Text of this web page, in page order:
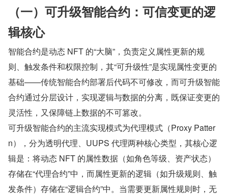
（一）可升级智能合约：可信变更的逻
辑核心
智能合约是动态 NFT 的“大脑”，负责定义属性更新的规
则、触发条件和权限控制，其“可升级性”是实现属性变更的
基础——传统智能合约部署后代码不可修改，而可升级智能
合约通过分层设计，实现逻辑与数据的分离，既保证变更的
灵活性，又保障链上数据的不可篡改。
可升级智能合约的主流实现模式为代理模式（Proxy Patter
n），分为透明代理、UUPS 代理两种核心类型，其核心逻
辑是：将动态 NFT 的属性数据（如角色等级、资产状态）
存储在“代理合约”中，而属性更新的逻辑（如升级规则、触
发条件）存储在“逻辑合约”中。当需要更新属性规则时，无